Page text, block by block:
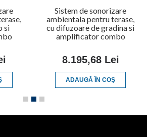
si
Sistem de sonorizare
ambientala pentru terase,
cu difuzoare de gradina si
amplificator combo
8.195,68 Lei
ADAUGĂ ÎN COŞ